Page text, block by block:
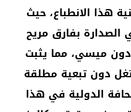
هذا الانطباع، حيث
الصدارة بفارق مريح
ميسي، مما يثبت
دون تبعية مطلقة
الدولية في هذا